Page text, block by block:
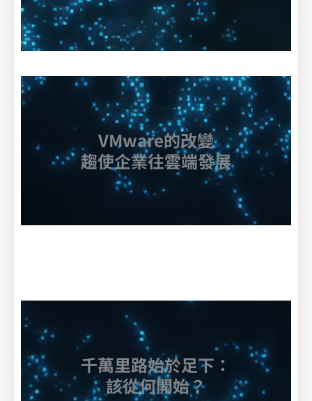
VMware的改變
趨使企業往雲端發展
千萬里路始於足下：
該從何開始？